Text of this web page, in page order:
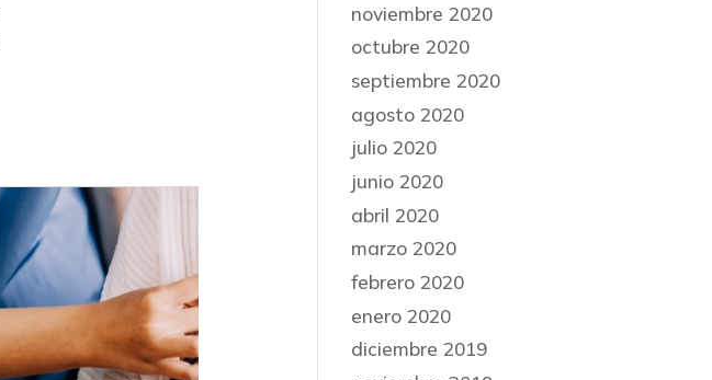
noviembre 2020
octubre 2020
septiembre 2020
agosto 2020
julio 2020
junio 2020
abril 2020
marzo 2020
febrero 2020
enero 2020
diciembre 2019